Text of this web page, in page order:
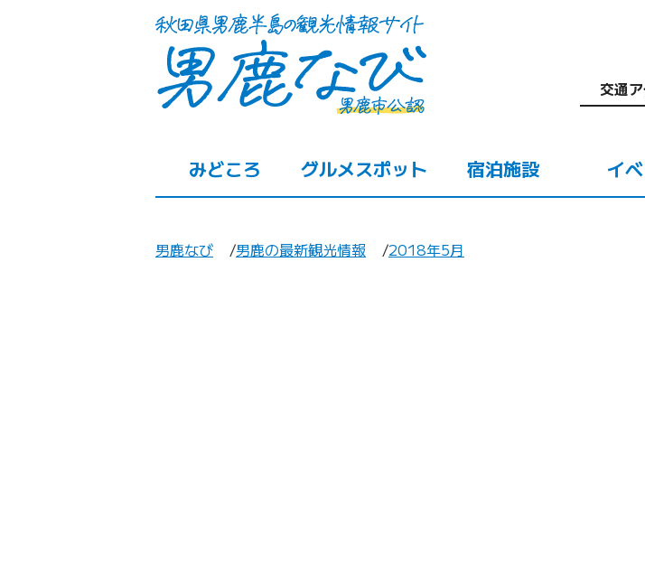
交通
みどころ グルメスポット 宿泊施設 イ
男鹿なび 男鹿の最新観光情報 2018年5月